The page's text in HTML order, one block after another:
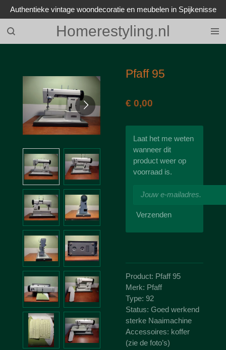
Ga
direct
naar
de
Homerestyling.nl
Authentieke vintage woondecoratie en meubelen in Spijkenisse
Pfaff 95
€ 0,00
Laat het me weten
wanneer dit
product weer op
voorraad is.
Verzenden
Product: Pfaff 95
Merk: Pfaff
Type: 92
Status: Goed werkend
sterke Naaimachine
Accessoires: koffer
(zie de foto’s)